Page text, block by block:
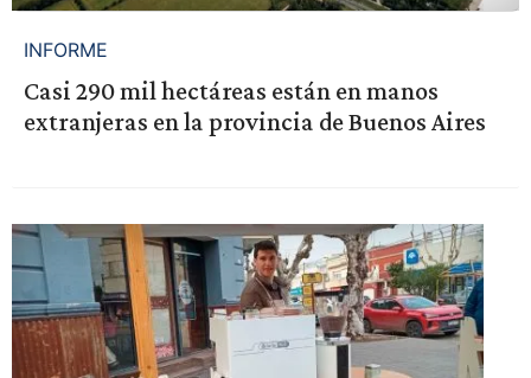
INFORME
Casi 290 mil hectáreas están en manos
extranjeras en la provincia de Buenos Aires